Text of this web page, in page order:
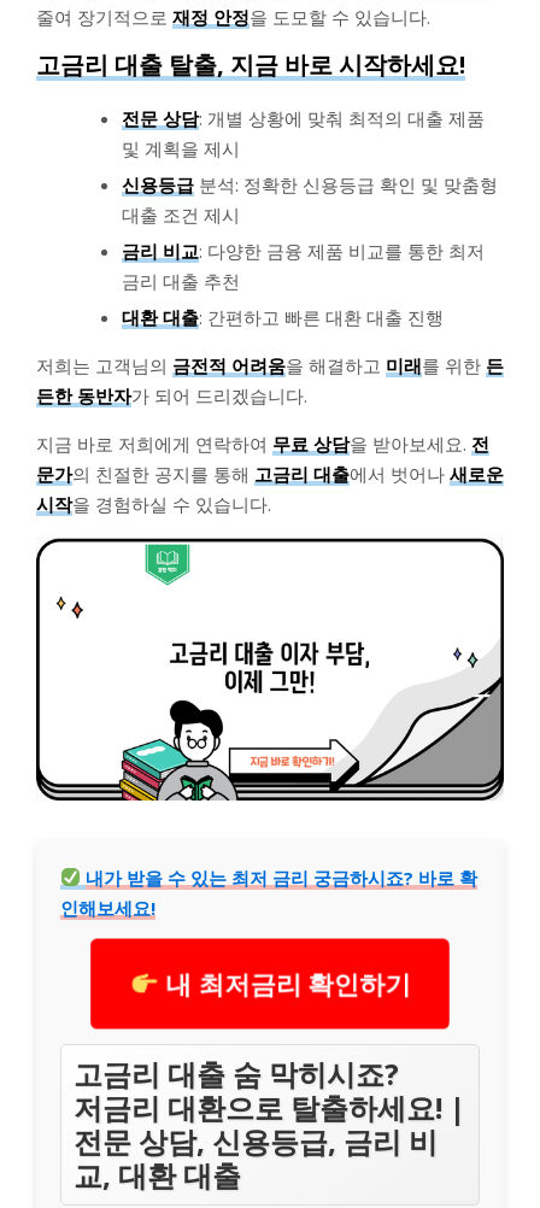
줄여 장기적으로 재정 안정을 도모할 수 있습니다.
고금리 대출 탈출, 지금 바로 시작하세요!
전문 상담: 개별 상황에 맞춰 최적의 대출 제품
및 계획을 제시
신용등급 분석: 정확한 신용등급 확인 및 맞춤형
대출 조건 제시
금리 비교: 다양한 금융 제품 비교를 통한 최저
금리 대출 추천
대환 대출: 간편하고 빠른 대환 대출 진행
저희는 고객님의 금전적 어려움을 해결하고 미래를 위한 든
든한 동반자가 되어 드리겠습니다.
지금 바로 저희에게 연락하여 무료 상담을 받아보세요. 전
문가의 친절한 공지를 통해 고금리 대출에서 벗어나 새로운
시작을 경험하실 수 있습니다.
내가 받을 수 있는 최저 금리 궁금하시죠? 바로 확
인해보세요!
내 최저금리 확인하기
고금리 대출 숨 막히시죠?
저금리 대환으로 탈출하세요! |
전문 상담, 신용등급, 금리 비
교, 대환 대출